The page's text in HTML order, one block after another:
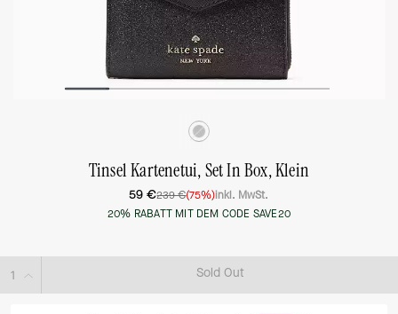
Tinsel Kartenetui, Set In Box, Klein
59 €239 €(75%)inkl. MwSt.
20% RABATT MIT DEM CODE SAVE20
Sold Out